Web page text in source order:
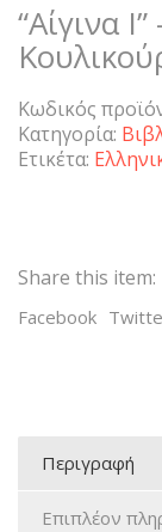
“Αίγινα
Κωδικός
Κατηγορία:
Ετικέτα:
Share this item:
Facebook
Περιγραφή
Επιπλέον